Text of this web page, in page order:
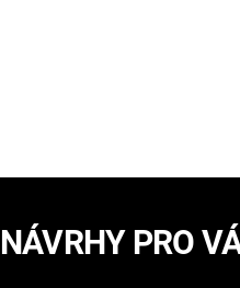
NÁVRHY PRO